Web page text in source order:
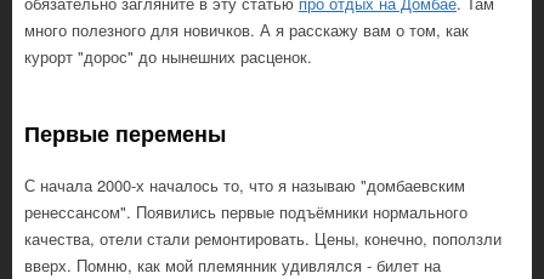
много полезного для новичков. А я расскажу вам о том, как
курорт "дорос" до нынешних расценок.
Первые перемены
С начала 2000-х началось то, что я называю "домбаевским
ренессансом". Появились первые подъёмники нормального
качества, отели стали ремонтировать. Цены, конечно, поползли
вверх. Помню, как мой племянник удивлялся - билет на